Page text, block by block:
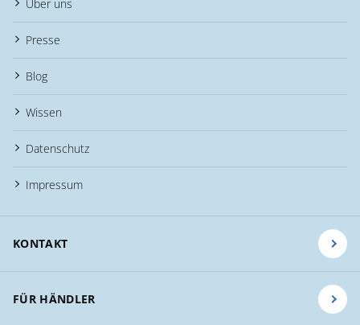
Über uns
Presse
Blog
Wissen
Datenschutz
Impressum
KONTAKT
FÜR HÄNDLER